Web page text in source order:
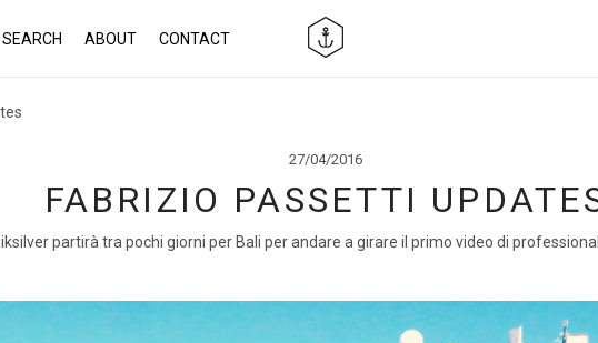
SEARCH ABOUT CONTACT
27/04/2016
FABRIZIO PASSETTI
partirà tra pochi giorni per Bali per andare a girare il primo video di